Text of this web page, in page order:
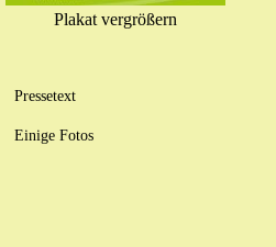
Plakat vergrößern
Pressetext
Einige Fotos